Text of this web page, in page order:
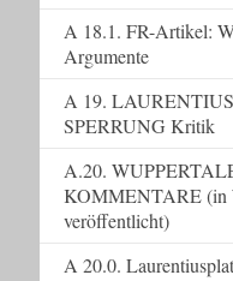
A 18.1. FR-Artikel:
Argumente
A 19.
SPERRUNG Kritik
A.20.
KOMMENTARE
veröffentlicht)
A 20.0.